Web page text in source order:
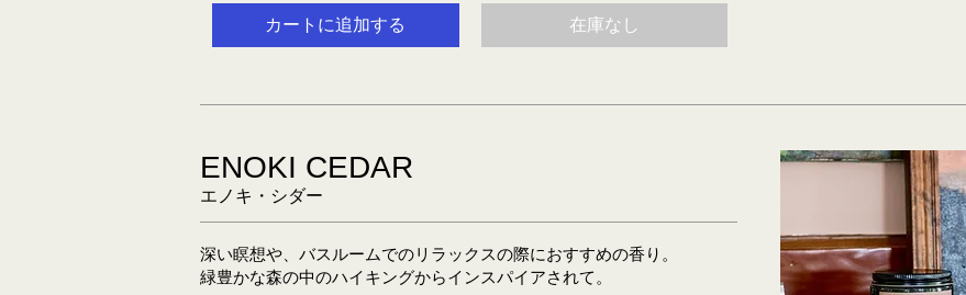
カートに追加する 在庫なし
ENOKI CEDAR
エノキ・シダー
深い瞑想や、バスルームでのリラックスの際におすすめの香り。
緑豊かな森の中のハイキングからインスパイアされて。